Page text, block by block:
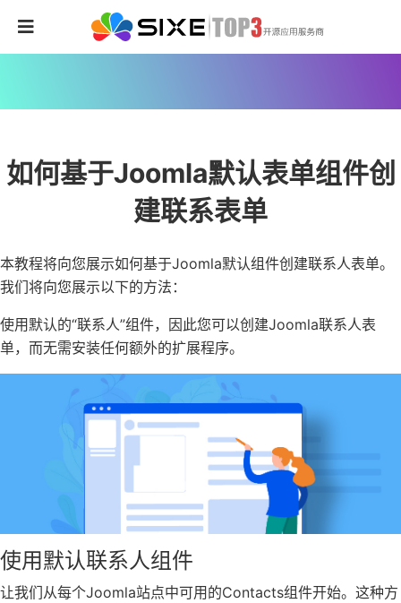
如何基于Joomla默认表单组件创
建联系表单
本教程将向您展示如何基于Joomla默认组件创建联系人表单。
我们将向您展示以下的方法：
使用默认的“联系人”组件，因此您可以创建Joomla联系人表
单，而无需安装任何额外的扩展程序。
使用默认联系人组件
让我们从每个Joomla站点中可用的Contacts组件开始。这种方